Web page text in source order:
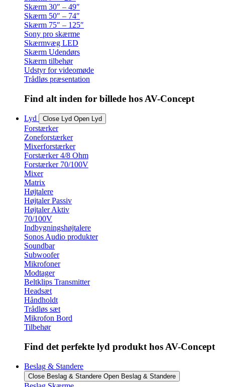
Skærm 30″ – 49″
Skærm 50″ – 74″
Skærm 75″ – 125″
Sony pro skærme
Skærmvæg LED
Skærm Udendørs
Skærm tilbehør
Udstyr for videomøde
Trådløs præsentation
Find alt inden for billede hos AV-Concept
Lyd Close Lyd Open Lyd
Forstærker
Zoneforstærker
Mixerforstærker
Forstærker 4/8 Ohm
Forstærker 70/100V
Mixer
Matrix
Højtalere
Højtaler Passiv
Højtaler Aktiv
70/100V
Indbygningshøjtalere
Sonos Audio produkter
Soundbar
Subwoofer
Mikrofoner
Modtager
Beltklips Transmitter
Headsæt
Håndholdt
Trådløs sæt
Mikrofon Bord
Tilbehør
Find det perfekte lyd produkt hos AV-Concept
Beslag & Standere
Close Beslag & Standere Open Beslag & Standere